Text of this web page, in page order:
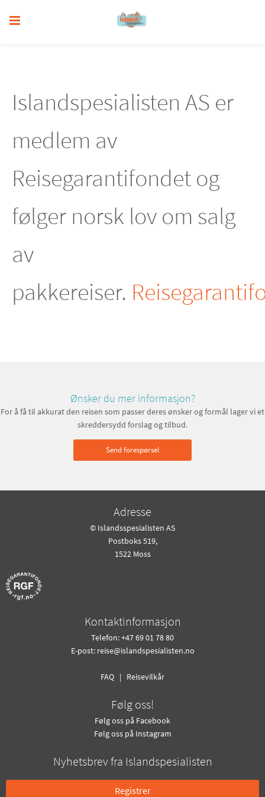
Islandspesialisten AS er
medlem av
Reisegarantifondet og
følger norsk lov om salg
av
pakkereiser.
Ønsker du mer informasjon?
For å få til akkurat den reisen som passer deres ønsker og formål lager vi et
skreddersydd forslag og tilbud.
Send forespørsel
Adresse
© Islandsspesialisten AS
Postboks 519,
1522 Moss
Kontaktinformasjon
Telefon: +47 69 01 78 80
E-post: reise@islandspesialisten.no
FAQ | Reisevilkår
Følg oss!
Følg oss på Facebook
Følg oss på Instagram
Nyhetsbrev fra Islandspesialisten
Registrer